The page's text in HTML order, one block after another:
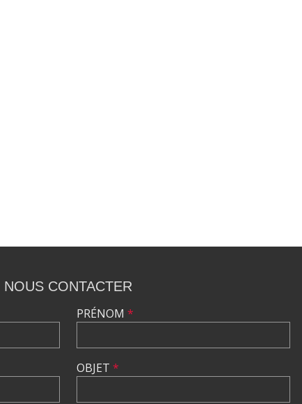
NOUS CONTACTER
PRÉNOM *
OBJET *